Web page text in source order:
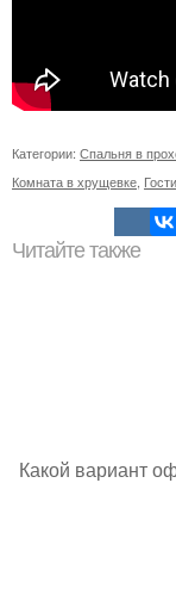
Категории: Спальня в
Комната в хрущевке
Читайте также
Какой вариант